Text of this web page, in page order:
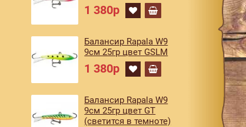
1 380р
Балансир Rapala W9
9см 25гр цвет GSLM
1 380р
Балансир Rapala W9
9см 25гр цвет GT
(светится в темноте)